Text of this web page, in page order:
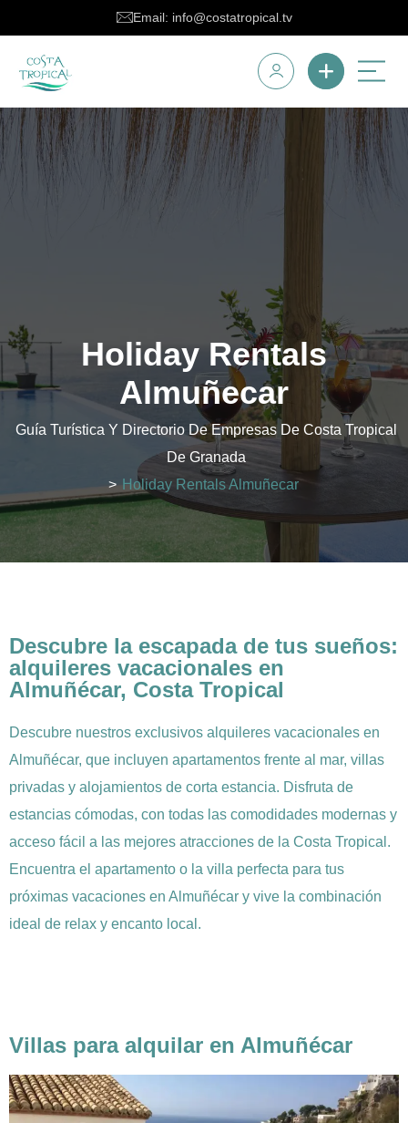
Email: info@costatropical.tv
Holiday Rentals
Almuñecar
Guía Turística Y Directorio De Empresas De Costa Tropical
De Granada
> Holiday Rentals Almuñecar
Descubre la escapada de tus sueños:
alquileres vacacionales en
Almuñécar, Costa Tropical
Descubre nuestros exclusivos alquileres vacacionales en
Almuñécar, que incluyen apartamentos frente al mar, villas
privadas y alojamientos de corta estancia. Disfruta de
estancias cómodas, con todas las comodidades modernas y
acceso fácil a las mejores atracciones de la Costa Tropical.
Encuentra el apartamento o la villa perfecta para tus
próximas vacaciones en Almuñécar y vive la combinación
ideal de relax y encanto local.
Villas para alquilar en Almuñécar